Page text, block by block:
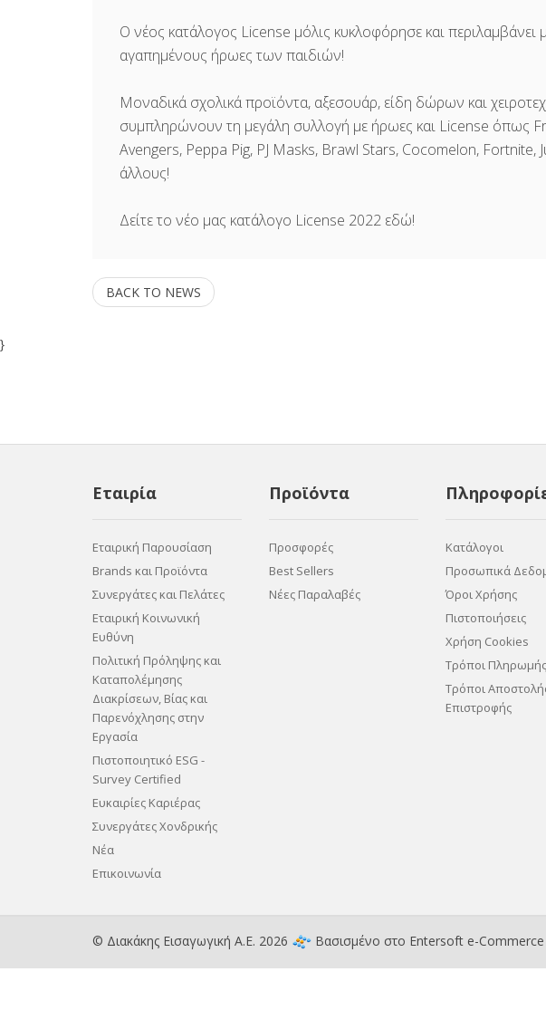
Ο νέος κατάλογος License μόλις κυκλοφόρησε και
αγαπημένους ήρωες των παιδιών!
Μοναδικά σχολικά προϊόντα, αξεσουάρ, είδη δώρων και
συμπληρώνουν τη μεγάλη συλλογή με ήρωες και License όπως
Avengers, Peppa Pig, PJ Masks, Brawl Stars, Cocomelon,
άλλους!
Δείτε το νέο μας κατάλογο License 2022 εδώ!
BACK TO NEWS
}
Εταιρία
Εταιρική Παρουσίαση
Brands και Προϊόντα
Συνεργάτες και Πελάτες
Εταιρική Κοινωνική
Ευθύνη
Πολιτική Πρόληψης και
Καταπολέμησης
Διακρίσεων, Βίας και
Παρενόχλησης στην
Εργασία
Πιστοποιητικό ESG -
Survey Certified
Ευκαιρίες Καριέρας
Συνεργάτες Χονδρικής
Νέα
Επικοινωνία
Προϊόντα
Προσφορές
Best Sellers
Νέες Παραλαβές
Κατάλογοι
Προσωπικά
Όροι Χρήσης
Πιστοποιήσεις
Χρήση Cookies
Τρόποι Πληρωμής
Τρόποι
Επιστροφής
© Διακάκης Εισαγωγική Α.Ε. 2026 Βασισμένο στο Entersoft e-Commerce